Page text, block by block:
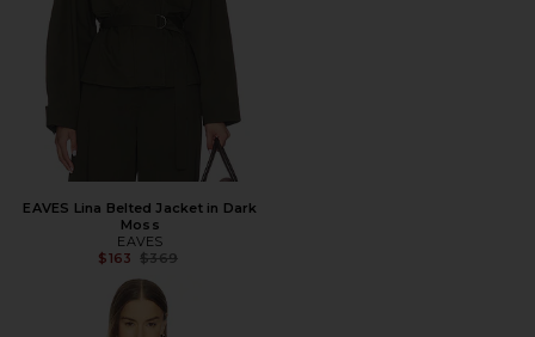
EAVES Lina Belted Jacket in Dark
Moss
EAVES
$163 Предыдущая цена:
$369